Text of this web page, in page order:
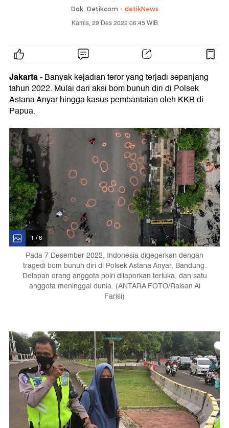
Dok. Detikcom - detikNews
Kamis, 29 Des 2022 06:45 WIB
Jakarta- Banyak kejadian teror yang terjadi sepanjang
tahun 2022. Mulai dari aksi bom bunuh diri di Polsek
Astana Anyar hingga kasus pembantaian oleh KKB di
Papua.
1 / 6
Pada 7 Desember 2022, Indonesia digegerkan dengan
tragedi bom bunuh diri di Polsek Astana Anyar, Bandung.
Delapan orang anggota polri dilaporkan terluka, dan satu
anggota meninggal dunia. (ANTARA FOTO/Raisan Al
Farisi)